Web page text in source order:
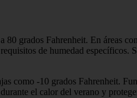
grados Fahrenheit. En áreas
de humedad
como -10 grados Fahrenheit.
el calor del verano y